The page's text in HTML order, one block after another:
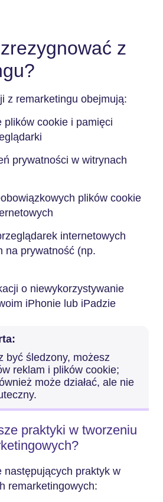
z
z remarketingu obejmują:
plików cookie i pamięci
prywatności w witrynach
plików cookie
internetowych
na prywatność (np.
o niewykorzystywanie
iPhonie lub iPadzie
być śledzony, możesz
reklam i plików cookie;
może działać, ale nie
praktyki w tworzeniu
następujących praktyk w
remarketingowych: